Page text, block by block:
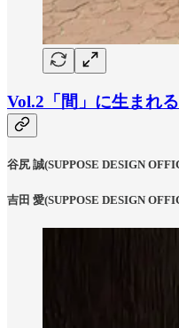
Vol.2「間」に生まれ
谷尻 誠(SUPPOSE DESIGN
吉田 愛(SUPPOSE DESIGN